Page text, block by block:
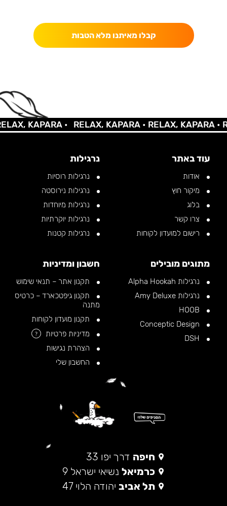
קבלו מאיתנו מלא הטבות
KAPARA • RELAX, KAPARA •RELAX, KAPARA •
עוד באתר
אודות
מיקור חוץ
בלוג
צרו קשר
רישום למועדון לקוחות
נרגילות
נרגילות רוסיות
נרגילות נירוסטה
נרגילות מיוחדות
נרגילות יוקרתיות
נרגילות קטנות
מתוגים מובילים
נרגילות Alpha Hookah
נרגילות Amy Deluxe
חשבון ומדיניות
תקנון אתר – תנאי שימוש
תקנון גיפטכארד – כרטיס
מתנה
תקנון מועדון לקוחות
מדיניות פרטיות
?
הצהרת נגישות
החשבון שלי
חיפה דרך יפו 33
כרמיאל נשיאי ישראל 9
תל אביב יהודה הלוי 47